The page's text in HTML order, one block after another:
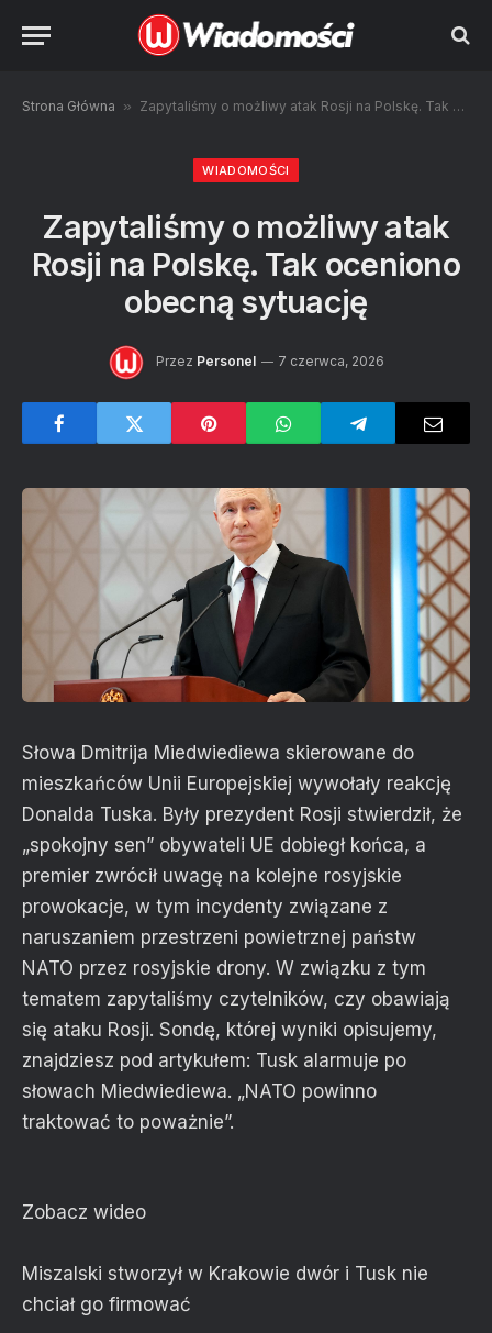
Strona Główna » Zapytaliśmy o możliwy atak Rosji na Polskę. Tak oceniono obecną sytuację
WIADOMOŚCI
Zapytaliśmy o możliwy atak
Rosji na Polskę. Tak oceniono
obecną sytuację
Przez Personel 7 czerwca, 2026
Słowa Dmitrija Miedwiediewa skierowane do
mieszkańców Unii Europejskiej wywołały reakcję
Donalda Tuska. Były prezydent Rosji stwierdził, że
„spokojny sen” obywateli UE dobiegł końca, a
premier zwrócił uwagę na kolejne rosyjskie
prowokacje, w tym incydenty związane z
naruszaniem przestrzeni powietrznej państw
NATO przez rosyjskie drony. W związku z tym
tematem zapytaliśmy czytelników, czy obawiają
się ataku Rosji. Sondę, której wyniki opisujemy,
znajdziesz pod artykułem: Tusk alarmuje po
słowach Miedwiediewa. „NATO powinno
traktować to poważnie”.
Zobacz wideo
Miszalski stworzył w Krakowie dwór i Tusk nie
chciał go firmować